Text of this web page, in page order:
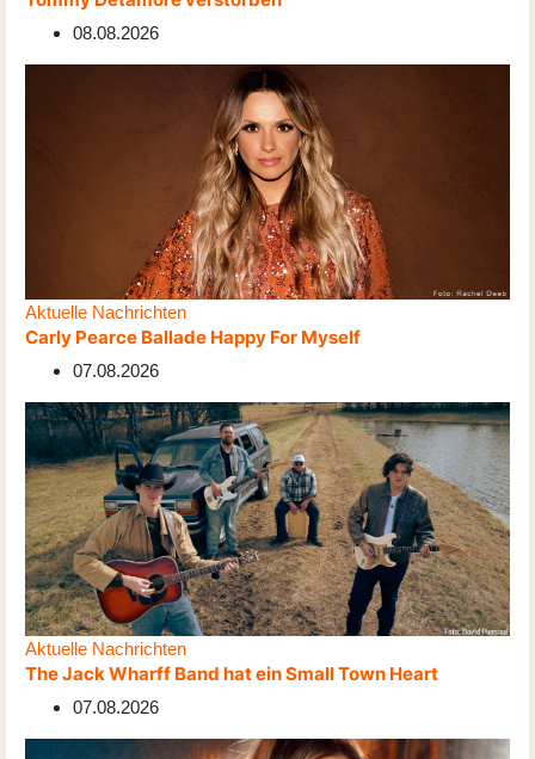
08.08.2026
Aktuelle Nachrichten
Carly Pearce Ballade Happy For Myself
07.08.2026
Aktuelle Nachrichten
The Jack Wharff Band hat ein Small Town Heart
07.08.2026